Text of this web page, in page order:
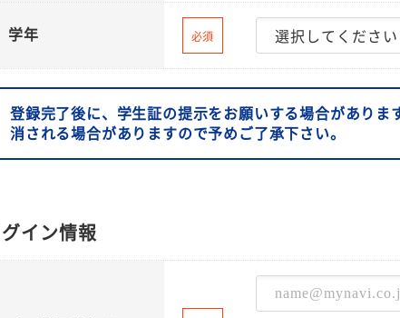
学年 必須
登録完了後に、学生証の提示をお願いする場合があり
消される場合がありますので予めご了承下さい。
グイン情報